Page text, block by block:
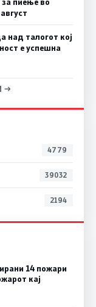
над талогот кој
е успешна
→
4779
39032
2194
14 пожари
кај